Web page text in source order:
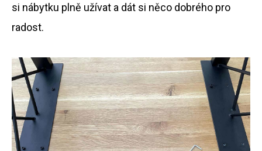
si nábytku plně užívat a dát si něco dobrého pro
radost.